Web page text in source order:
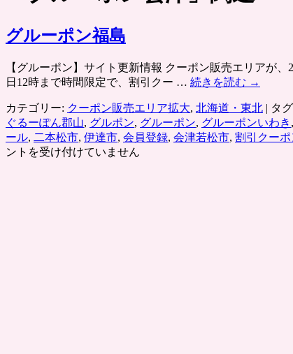
グルーポン福島
【グルーポン】サイト更新情報 クーポン販売エリアが
日12時まで時間限定で、割引クー … 続きを読む →
カテゴリー: クーポン販売エリア拡大, 北海道・東北 | タ
ぐるーぽん郡山, グルポン, グルーポン, グルーポンいわき ,
ール, 二本松市, 伊達市, 会員登録, 会津若松市, 割引クーポ
ントを受け付けていません